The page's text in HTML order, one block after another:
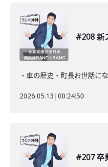
#208 新
・車の歴史・町長お世話に
2026.05.13 |00:24:50
#207 卒